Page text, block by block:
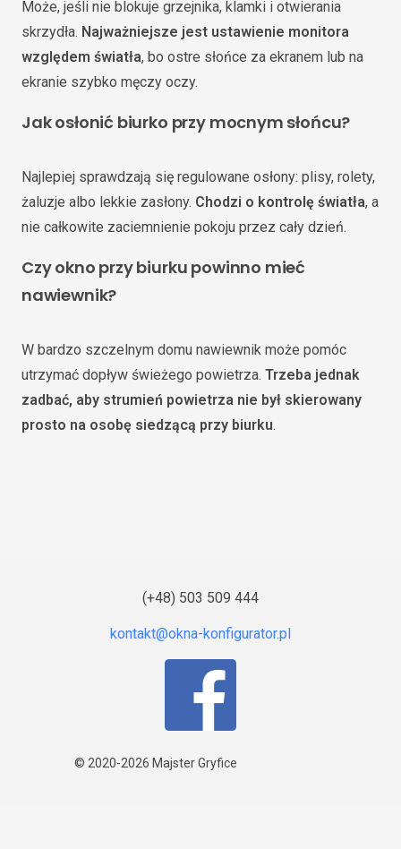
Może, jeśli nie blokuje grzejnika, klamki i otwierania
skrzydła. Najważniejsze jest ustawienie monitora
względem światła, bo ostre słońce za ekranem lub na
ekranie szybko męczy oczy.
Jak osłonić biurko przy mocnym słońcu?
Najlepiej sprawdzają się regulowane osłony: plisy, rolety,
żaluzje albo lekkie zasłony. Chodzi o kontrolę światła, a
nie całkowite zaciemnienie pokoju przez cały dzień.
Czy okno przy biurku powinno mieć
nawiewnik?
W bardzo szczelnym domu nawiewnik może pomóc
utrzymać dopływ świeżego powietrza. Trzeba jednak
zadbać, aby strumień powietrza nie był skierowany
prosto na osobę siedzącą przy biurku.
(+48) 503 509 444
© 2020-2026 Majster Gryfice